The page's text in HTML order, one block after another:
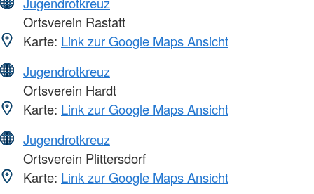
Ortsverein Rastatt
Karte: Link zur Google Maps Ansicht
Jugendrotkreuz
Ortsverein Hardt
Karte: Link zur Google Maps Ansicht
Jugendrotkreuz
Ortsverein Plittersdorf
Karte: Link zur Google Maps Ansicht